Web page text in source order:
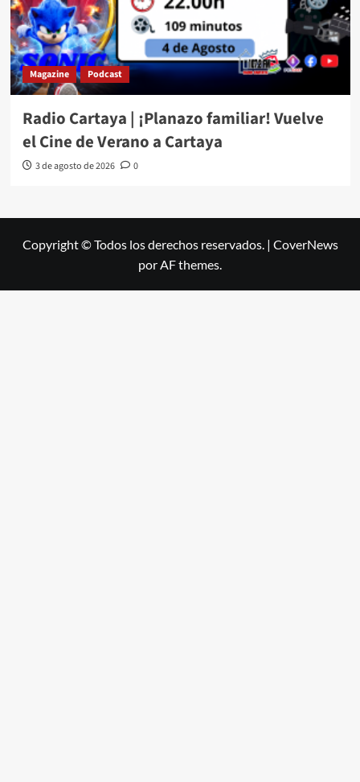
Magazine Podcast
Radio Cartaya | ¡Planazo familiar! Vuelve
el Cine de Verano a Cartaya
3 de agosto de 2026 0
Copyright © Todos los derechos reservados. | CoverNews
por AF themes.